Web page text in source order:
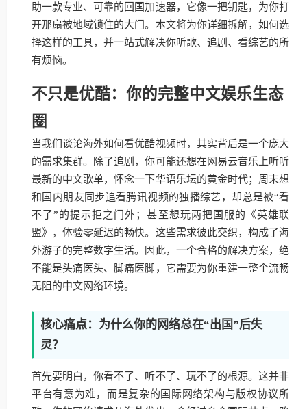
助一款专业、可靠的回国加速器，它像一把钥匙，为你打
开那扇被地域锁住的大门。本文将为你详细拆解，如何选
择这样的工具，并一站式解决你听歌、追剧、看综艺的所
有烦恼。
不只是优酷：你的完整中文娱乐生态
圈
当我们谈论海外如何看优酷视频时，其实背后是一个庞大
的需求集群。除了追剧，你可能还想在网易云音乐上听听
最新的中文歌单，怀念一下华语乐坛的黄金时代；周末想
和国内朋友同步追看腾讯视频的独播综艺，却总是被“看
不了”的提示拒之门外；甚至想玩两把国服的《英雄联
盟》，体验零延迟的畅快。这些需求彼此交织，构成了海
外游子的完整数字生活。因此，一个合格的解决方案，绝
不能是头痛医头、脚痛医脚，它需要为你重建一整个流畅
无阻的中文网络环境。
核心痛点：为什么你的网络总在“出国”后失
灵？
首先要明白，你看不了、听不了、玩不了的根源。这并非
平台有意为难，而是复杂的国际网络架构与版权协议所